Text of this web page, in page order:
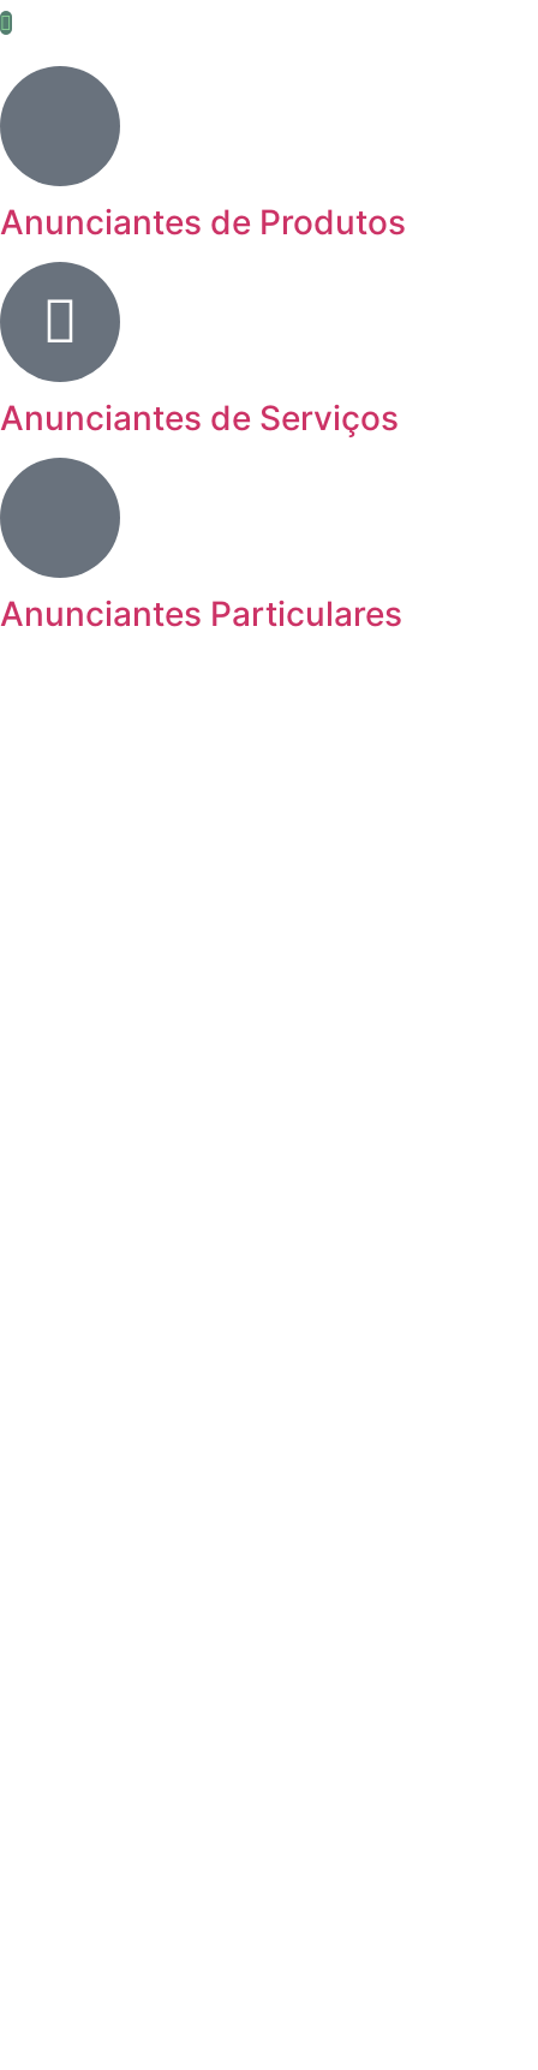
Anunciantes de Produtos
Anunciantes de Serviços
Anunciantes Particulares